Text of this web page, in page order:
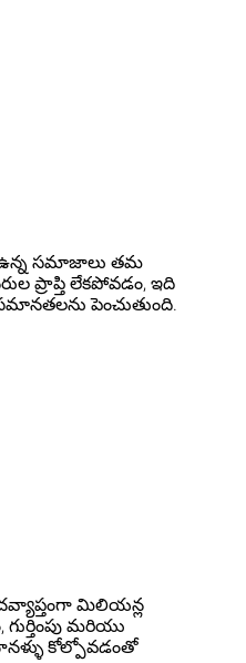
ఉన్న సమాజాలు తమ
ప్రాప్తి లేకపోవడం, ఇది
పెంచుతుంది.
మిలియన్ల
మరియు
కోల్పోవడంతో